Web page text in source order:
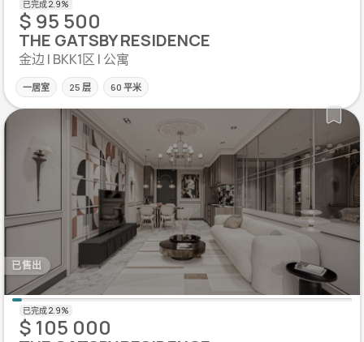
$ 95 500
THE GATSBY RESIDENCE
金边 | BKK1区 | 公寓
一居室 25 层 60 平米
已售出
$ 105 000